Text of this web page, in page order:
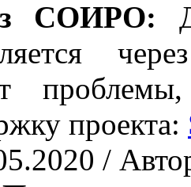
СОИРО:
проекта:
/